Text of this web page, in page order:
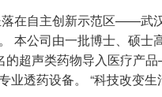
在自主创新示范区——武
本公司由一批博士、硕士
的超声类药物导入医疗
业透药设备。 “科技改变